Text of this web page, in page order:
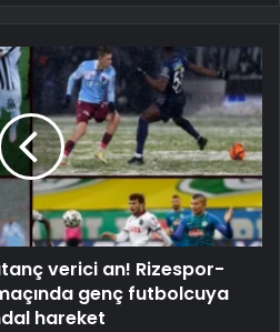
verici an! Rizespor-
genç futbolcuya
hareket